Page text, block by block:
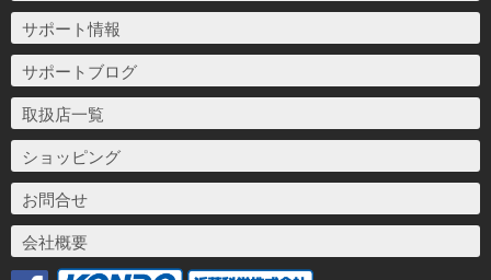
サポート情報
サポートブログ
取扱店一覧
ショッピング
お問合せ
会社概要